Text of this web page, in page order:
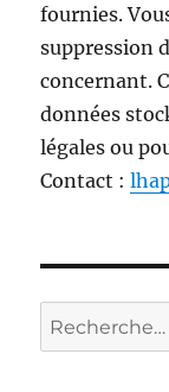
fournies.
suppression
concernant.
données
légales ou
Contact :
Recherche
pour :